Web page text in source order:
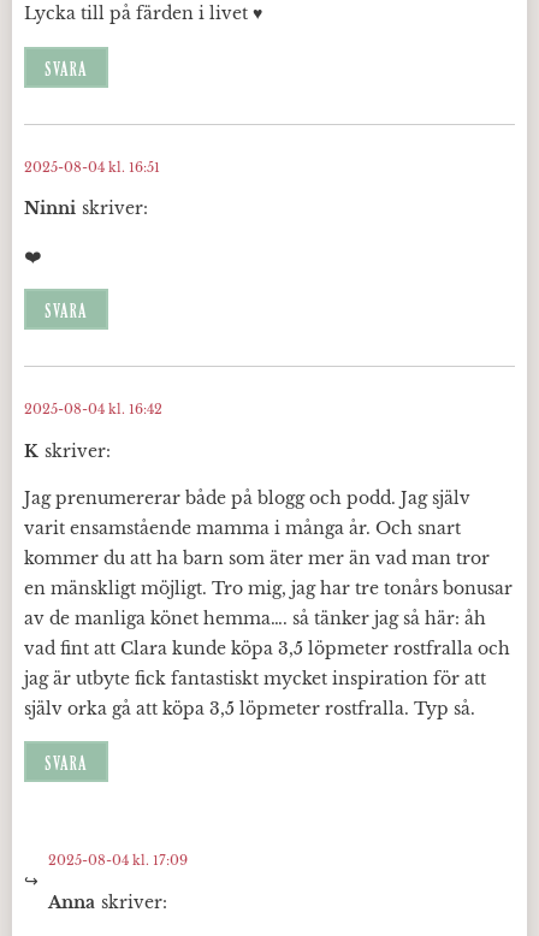
Lycka till på färden i livet ♥️
SVARA
Ninni skriver:
2025-08-04 kl. 16:51
❤️
SVARA
K skriver:
2025-08-04 kl. 16:42
Jag prenumererar både på blogg och podd. Jag själv
varit ensamstående mamma i många år. Och snart
kommer du att ha barn som äter mer än vad man tror
en mänskligt möjligt. Tro mig, jag har tre tonårs bonusar
av de manliga könet hemma…. så tänker jag så här: åh
vad fint att Clara kunde köpa 3,5 löpmeter rostfralla och
jag är utbyte fick fantastiskt mycket inspiration för att
själv orka gå att köpa 3,5 löpmeter rostfralla. Typ så.
SVARA
Anna skriver:
2025-08-04 kl. 17:09